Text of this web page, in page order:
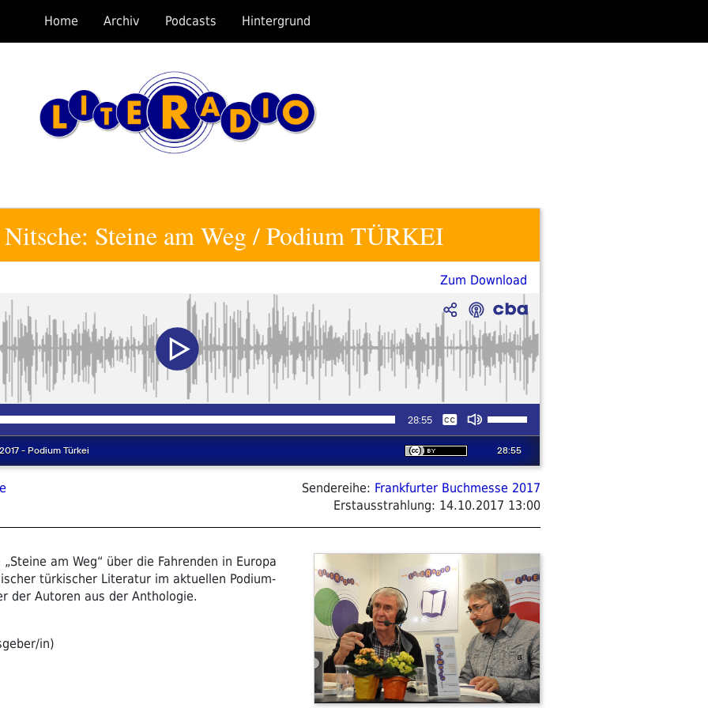
Home Archiv Podcasts Hintergrund
Steine am Weg / Podium TÜRKEI
Zum Download
Sendereihe: Frankfurter Buchmesse 2017
Erstausstrahlung: 14.10.2017 13:00
am Weg“ über die Fahrenden in Europa
türkischer Literatur im aktuellen Podium-
der Autoren aus der Anthologie.
in)